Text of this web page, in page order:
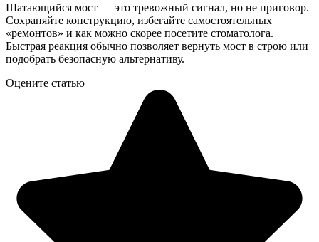
Шатающийся мост — это тревожный сигнал, но не приговор.
Сохраняйте конструкцию, избегайте самостоятельных
«ремонтов» и как можно скорее посетите стоматолога.
Быстрая реакция обычно позволяет вернуть мост в строю или
подобрать безопасную альтернативу.
Оцените статью